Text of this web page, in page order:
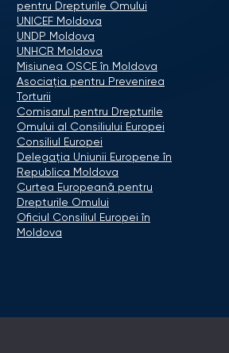
pentru Drepturile Omului
UNICEF Moldova
UNDP Moldova
UNHCR Moldova
Misiunea OSCE în Moldova
Asociaţia pentru Prevenirea
Torturii
Comisarul pentru Drepturile
Omului al Consiliului Europei
Consiliul Europei
Delegaţia Uniunii Europene în
Republica Moldova
Curtea Europeană pentru
Drepturile Omului
Oficiul Consiliul Europei în
Moldova